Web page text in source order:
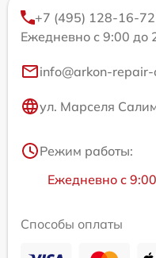
+7 (495) 128-16-72
Ежедневно с 9:00 до
info@arkon-repair-
ул. Марселя
Режим работы:
Ежедневно с
Способы оплаты